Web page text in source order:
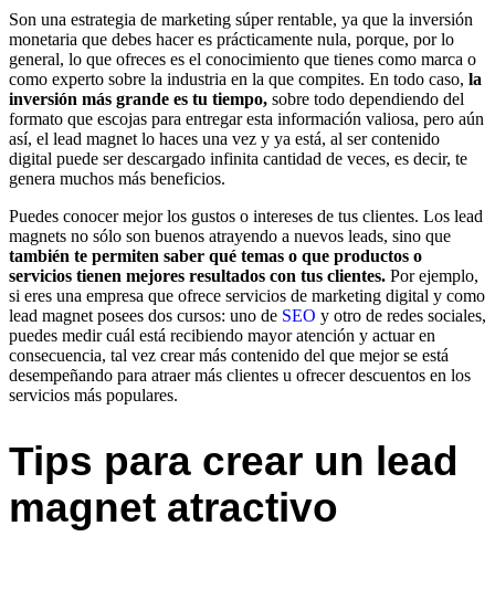
Son una estrategia de marketing súper rentable, ya que la inversión
monetaria que debes hacer es prácticamente nula, porque, por lo
general, lo que ofreces es el conocimiento que tienes como marca o
como experto sobre la industria en la que compites. En todo caso, la
inversión más grande es tu tiempo, sobre todo dependiendo del
formato que escojas para entregar esta información valiosa, pero aún
así, el lead magnet lo haces una vez y ya está, al ser contenido
digital puede ser descargado infinita cantidad de veces, es decir, te
genera muchos más beneficios.
Puedes conocer mejor los gustos o intereses de tus clientes. Los lead
magnets no sólo son buenos atrayendo a nuevos leads, sino que
también te permiten saber qué temas o que productos o
servicios tienen mejores resultados con tus clientes. Por ejemplo,
si eres una empresa que ofrece servicios de marketing digital y como
lead magnet posees dos cursos: uno de SEO y otro de redes sociales,
puedes medir cuál está recibiendo mayor atención y actuar en
consecuencia, tal vez crear más contenido del que mejor se está
desempeñando para atraer más clientes u ofrecer descuentos en los
servicios más populares.
Tips para crear un lead
magnet atractivo